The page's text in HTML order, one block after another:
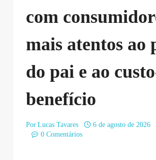
com
mais atentos ao
do pai e ao
benefício
Por Lucas Tavares
6 de agosto de 2026
0 Comentários